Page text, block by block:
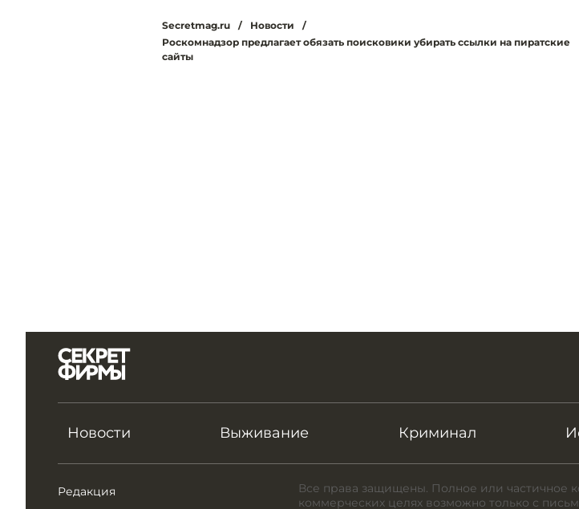
Secretmag.ru / Новости
/
Роскомнадзор предлагает обязать поисковики убирать ссылки на пиратские
сайты
Новости Выживание Криминал
Редакция
Все права защищены. Полное или частичное
коммерческих целях возможно только с